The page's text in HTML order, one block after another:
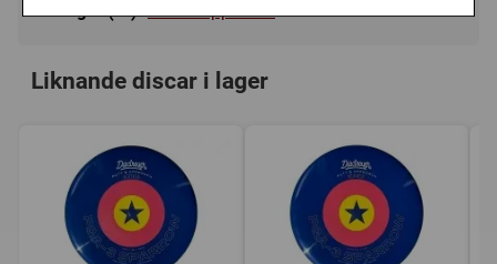
Liknande discar i lager